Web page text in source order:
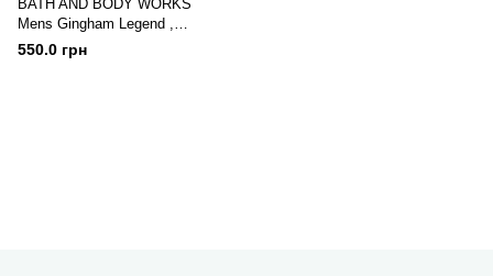
BATH AND BODY WORKS
Mens Gingham Legend ,
ШАМПУНЬ ДЛЯ ВОЛОССЯ І
ГЕЛЬ ДЛЯ ДУШУ 3-IN-1
550.0 грн